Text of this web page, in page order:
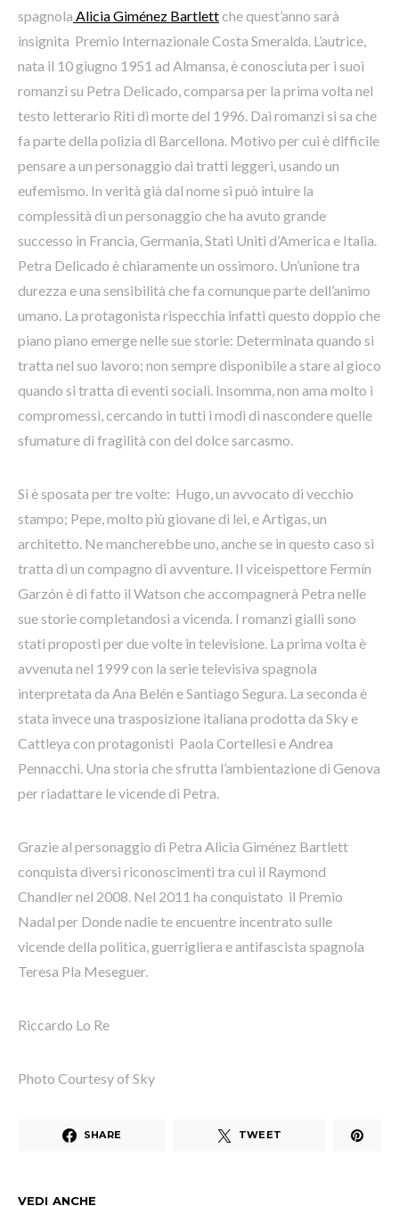
spagnola Alicia Giménez Bartlettche quest’anno sarà
insignita Premio Internazionale Costa Smeralda. L’autrice,
nata il 10 giugno 1951 ad Almansa, è conosciuta per i suoi
romanzi su Petra Delicado, comparsa per la prima volta nel
testo letterario Riti di morte del 1996. Dai romanzi si sa che
fa parte della polizia di Barcellona. Motivo per cui è difficile
pensare a un personaggio dai tratti leggeri, usando un
eufemismo. In verità già dal nome si può intuire la
complessità di un personaggio che ha avuto grande
successo in Francia, Germania, Stati Uniti d’America e Italia.
Petra Delicado è chiaramente un ossimoro. Un’unione tra
durezza e una sensibilità che fa comunque parte dell’animo
umano. La protagonista rispecchia infatti questo doppio che
piano piano emerge nelle sue storie: Determinata quando si
tratta nel suo lavoro; non sempre disponibile a stare al gioco
quando si tratta di eventi sociali. Insomma, non ama molto i
compromessi, cercando in tutti i modi di nascondere quelle
sfumature di fragilità con del dolce sarcasmo.
Si è sposata per tre volte: Hugo, un avvocato di vecchio
stampo; Pepe, molto più giovane di lei, e Artigas, un
architetto. Ne mancherebbe uno, anche se in questo caso si
tratta di un compagno di avventure. Il viceispettore Fermín
Garzón è di fatto il Watson che accompagnerà Petra nelle
sue storie completandosi a vicenda. I romanzi gialli sono
stati proposti per due volte in televisione. La prima volta è
avvenuta nel 1999 con la serie televisiva spagnola
interpretata da Ana Belén e Santiago Segura. La seconda è
stata invece una trasposizione italiana prodotta da Sky e
Cattleya con protagonisti Paola Cortellesi e Andrea
Pennacchi. Una storia che sfrutta l’ambientazione di Genova
per riadattare le vicende di Petra.
Grazie al personaggio di Petra Alicia Giménez Bartlett
conquista diversi riconoscimenti tra cui il Raymond
Chandler nel 2008. Nel 2011 ha conquistato il Premio
Nadal per Donde nadie te encuentre incentrato sulle
vicende della politica, guerrigliera e antifascista spagnola
Teresa Pla Meseguer.
Riccardo Lo Re
Photo Courtesy of Sky
SHARE TWEET
VEDI ANCHE